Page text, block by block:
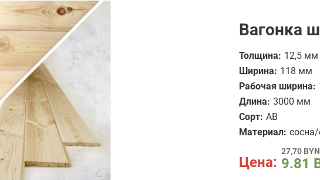
Вагонка
Толщина: 12,5 мм
Ширина: 118 мм
Рабочая ширина:
Длина: 3000 мм
Сорт: AB
Материал: сосна/
Цена:
27,70
9.81